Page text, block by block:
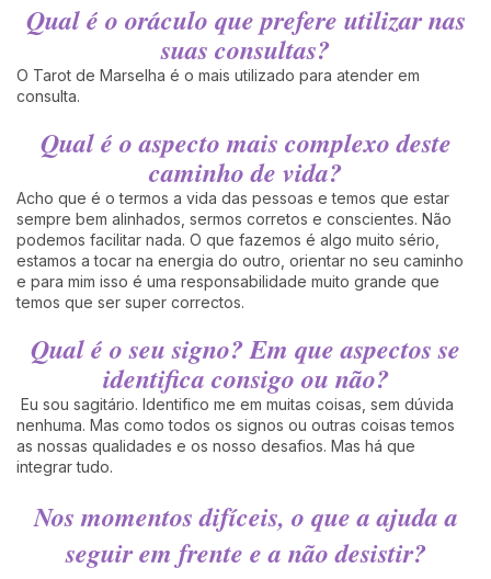
Qual é o oráculo que prefere utilizar nas
suas consultas?
O Tarot de Marselha é o mais utilizado para atender em
consulta.
Qual é o aspecto mais complexo deste
caminho de vida?
Acho que é o termos a vida das pessoas e temos que estar
sempre bem alinhados, sermos corretos e conscientes. Não
podemos facilitar nada. O que fazemos é algo muito sério,
estamos a tocar na energia do outro, orientar no seu caminho
e para mim isso é uma responsabilidade muito grande que
temos que ser super correctos.
Qual é o seu signo? Em que aspectos se
identifica consigo ou não?
Eu sou sagitário. Identifico me em muitas coisas, sem dúvida
nenhuma. Mas como todos os signos ou outras coisas temos
as nossas qualidades e os nosso desafios. Mas há que
integrar tudo.
Nos momentos difíceis, o que a ajuda a
seguir em frente e a não desistir?